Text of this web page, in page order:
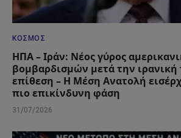
ΚΌΣΜΟΣ
ΗΠΑ – Ιράν: Νέος γύρος
βομβαρδισμών μετά την ιρανική
επίθεση – Η Μέση Ανατολή
πιο επικίνδυνη φάση
31/07/2026